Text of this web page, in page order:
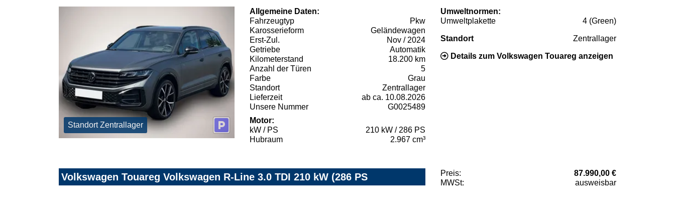
Standort Zentrallager
Allgemeine Daten:
Fahrzeugtyp
Pkw
Karosserieform
Geländewagen
Erst-Zul.
Nov / 2024
Getriebe
Automatik
Kilometerstand
18.200 km
Anzahl der Türen
5
Farbe
Grau
Standort
Zentrallager
Lieferzeit
ab ca. 10.08.2026
Unsere Nummer
G0025489
Motor:
kW / PS
210 kW / 286 PS
Hubraum
2.967 cm³
Umweltnormen:
Umweltplakette
4 (Green)
Standort Zentrallager
Details zum Volkswagen Touareg anzeigen
Volkswagen Touareg Volkswagen R-Line 3.0 TDI 210 kW (286 PS Preis:
87.990,00 €
MWSt:
ausweisbar